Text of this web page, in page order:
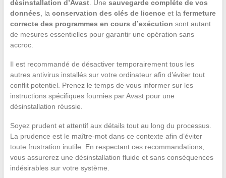
désinstallation d’Avast. Une sauvegarde complète de vos
données , la conservation des clés de licenceet la fermeture
correcte des programmes en cours d’exécution sont autant
de mesures essentielles pour garantir une opération sans
accroc.
Il est recommandé de désactiver temporairement tous les
autres antivirus installés sur votre ordinateur afin d’éviter tout
conflit potentiel. Prenez le temps de vous informer sur les
instructions spécifiques fournies par Avast pour une
désinstallation réussie.
Soyez prudent et attentif aux détails tout au long du processus.
La prudence est le maître-mot dans ce contexte afin d’éviter
toute frustration inutile. En respectant ces recommandations,
vous assurerez une désinstallation fluide et sans conséquences
indésirables sur votre système.